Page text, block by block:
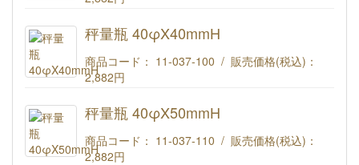
秤量瓶 40φX40mmH
商品コード： 11-037-100 / 販売価格(税込)：
2,882円
秤量瓶 40φX50mmH
商品コード： 11-037-110 / 販売価格(税込)：
2,882円